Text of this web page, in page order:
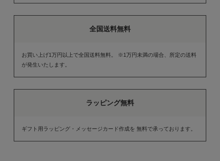
全国送料無料
お買い上げ1万円以上で全国送料無料。 ※1万円未満の場合、所定の送料
が発生いたします。
ラッピング無料
ギフト用ラッピング・メッセージカード作成を 無料で承っております。